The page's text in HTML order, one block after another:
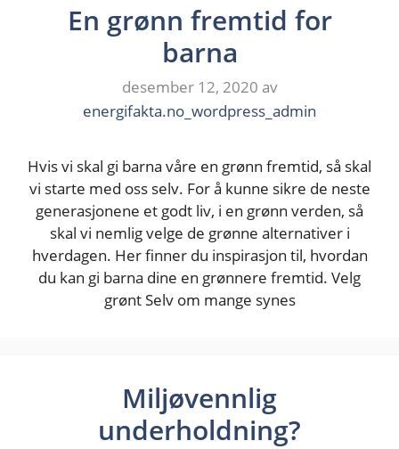
En grønn fremtid for
barna
desember 12, 2020 av
energifakta.no_wordpress_admin
Hvis vi skal gi barna våre en grønn fremtid, så skal
vi starte med oss selv. For å kunne sikre de neste
generasjonene et godt liv, i en grønn verden, så
skal vi nemlig velge de grønne alternativer i
hverdagen. Her finner du inspirasjon til, hvordan
du kan gi barna dine en grønnere fremtid. Velg
grønt Selv om mange synes
Miljøvennlig
underholdning?